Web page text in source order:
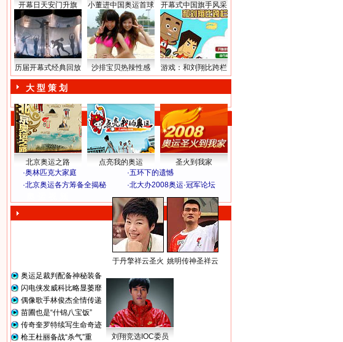
开幕日天安门升旗 小董进中国奥运首球 开幕式中国旗手风采
历届开幕式经典回放 沙排宝贝热辣性感 游戏：和刘翔比跨栏
大 型 策 划
北京奥运之路 点亮我的奥运
圣火到我家
·奥林匹克大家庭 ·五环下的遗憾
·北京奥运各方筹备全揭秘 ·北大办2008奥运·冠军论坛
于丹擎祥云圣火 姚明传神圣祥云
奥运足裁判配备神秘装备
闪电侠发威科比略显萎靡
偶像歌手林俊杰全情传递
苗圃也是“什锦八宝饭”
传奇奎罗特续写生命奇迹
枪王杜丽备战“杀气”重
刘翔竞选IOC委员